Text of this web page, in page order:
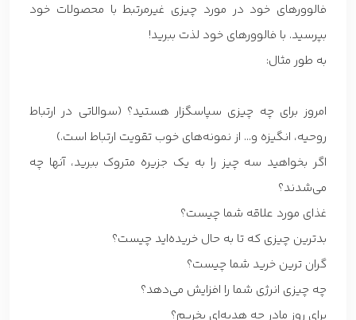
فالوورهای خود در مورد چیزی غیرمرتبط با محصولات خود
بپرسید. با فالوورهای خود لذت ببرید!
به طور مثال:
امروز برای چه چیزی سپاسگزار هستید؟ (سوالاتی در ارتباط
روحیه، انگیزه و… از نمونه‌های خوب تقویت ارتباط است.)
اگر بخواهید سه چیز را به یک جزیره متروک ببرید، آنها چه
می‌شدند؟
غذای مورد علاقه شما چیست؟
بدترین چیزی که تا به حال خریده‌اید چیست؟
گران ترین خرید شما چیست؟
چه چیزی انرژی شما را افزایش می‌دهد؟
برای روز مادر چه هدیه‌ای بخریم؟